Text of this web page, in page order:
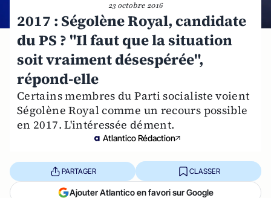
23 octobre 2016
2017 : Ségolène Royal, candidate
du PS ? "Il faut que la situation
soit vraiment désespérée",
répond-elle
Certains membres du Parti socialiste voient
Ségolène Royal comme un recours possible
en 2017. L'intéressée dément.
Atlantico Rédaction
PARTAGER CLASSER
Ajouter Atlantico en favori sur Google